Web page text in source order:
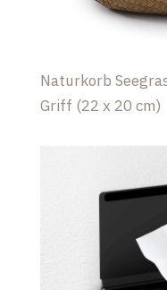
Naturkorb
Griff (22 x 20 cm)